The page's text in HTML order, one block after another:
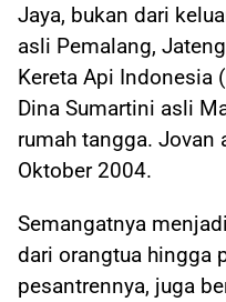
Jaya, bukan dari
asli Pemalang,
Kereta Api Indonesia
Dina Sumartini asli
rumah tangga. Jovan
Oktober 2004.
Semangatnya
dari orangtua hingga
pesantrennya, juga